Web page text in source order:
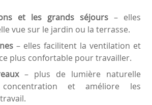
et les grands séjours– elles
vue sur le jardin ou la terrasse.
– elles facilitent la ventilation et
plus confortable pour travailler.
– plus de lumière naturelle
et améliore les